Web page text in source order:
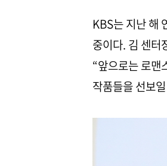
KBS는 지난 해
중이다. 김 센터
“앞으로는 로맨
작품들을 선보